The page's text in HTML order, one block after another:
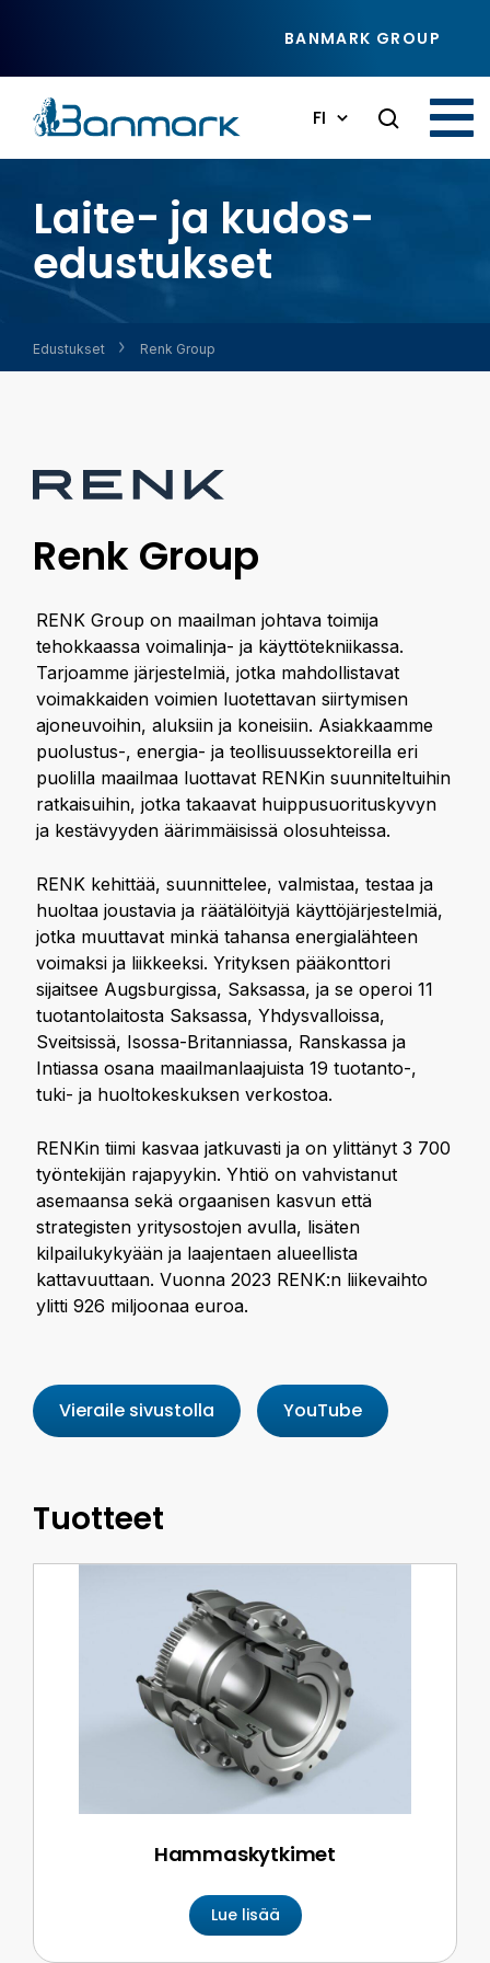
BANMARK GROUP
FI
Laite- ja kudos­­
edustukset
Edustukset Renk Group
Renk Group
RENK Group on maailman johtava toimija
tehokkaassa voimalinja- ja käyttötekniikassa.
Tarjoamme järjestelmiä, jotka mahdollistavat
voimakkaiden voimien luotettavan siirtymisen
ajoneuvoihin, aluksiin ja koneisiin. Asiakkaamme
puolustus-, energia- ja teollisuussektoreilla eri
puolilla maailmaa luottavat RENKin suunniteltuihin
ratkaisuihin, jotka takaavat huippusuorituskyvyn
ja kestävyyden äärimmäisissä olosuhteissa.
RENK kehittää, suunnittelee, valmistaa, testaa ja
huoltaa joustavia ja räätälöityjä käyttöjärjestelmiä,
jotka muuttavat minkä tahansa energialähteen
voimaksi ja liikkeeksi. Yrityksen pääkonttori
sijaitsee Augsburgissa, Saksassa, ja se operoi 11
tuotantolaitosta Saksassa, Yhdysvalloissa,
Sveitsissä, Isossa-Britanniassa, Ranskassa ja
Intiassa osana maailmanlaajuista 19 tuotanto-,
tuki- ja huoltokeskuksen verkostoa.
RENKin tiimi kasvaa jatkuvasti ja on ylittänyt 3 700
työntekijän rajapyykin. Yhtiö on vahvistanut
asemaansa sekä orgaanisen kasvun että
strategisten yritysostojen avulla, lisäten
kilpailukykyään ja laajentaen alueellista
kattavuuttaan. Vuonna 2023 RENK:n liikevaihto
ylitti 926 miljoonaa euroa.
Vieraile sivustolla YouTube
Tuotteet
Hammaskytkimet
Lue lisää